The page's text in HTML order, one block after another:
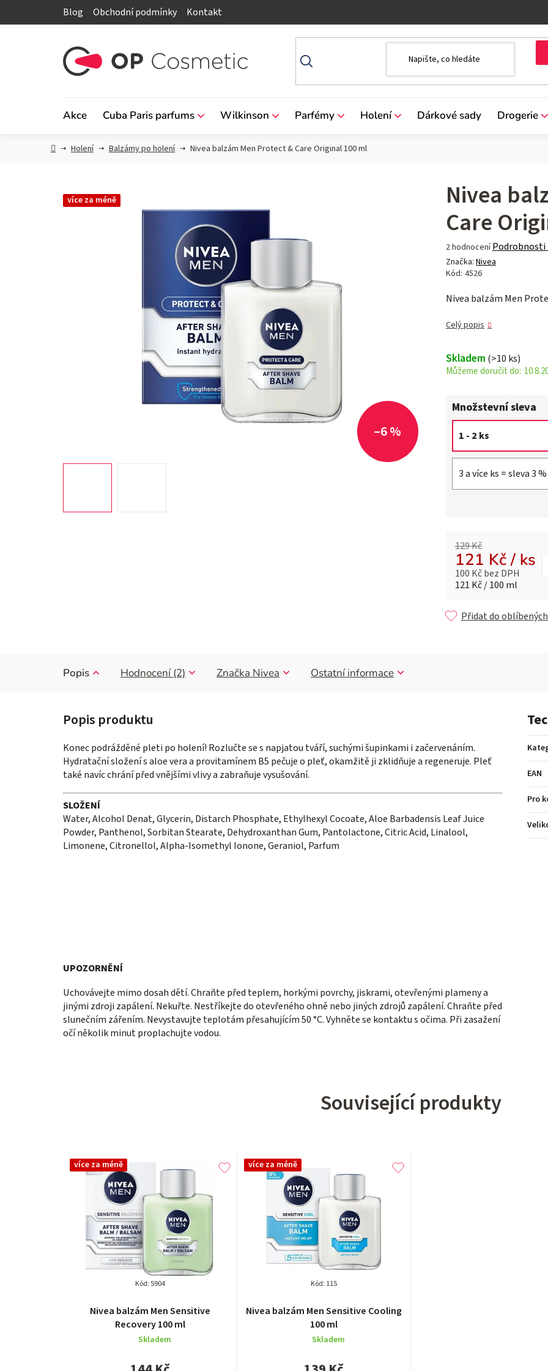
Blog Obchodní podmínky Kontakt
Akce Cuba Paris parfums Wilkinson Parfémy Holení Dárkové sady Drogerie
DomůHolení Balzámy po holení Nivea balzám Men Protect & Care Original 100 ml
Nivea
Care
Průměrné
hodnocení
produktu
5,0
hvězdiček.
2 hodnocení Podrobnosti
Značka: Nivea
Kód: 4526
Nivea balzám Men
Celý popis
Skladem (>10 ks)
Množstevní sleva
1 - 2 ks
3 a více ks = sleva 3 %
129 Kč
121 Kč/ ks
100 Kč bez DPH
Měrná cena:
121 Kč / 100 ml
Přidat do oblíbených
více za méně
–6 %
Popis Hodnocení (2) Značka Nivea Ostatní informace
Konec podrážděné pleti po holení! Rozlučte se s napjatou tváří, suchými šupinkami i začervenáním.
Hydratační složení s aloe vera a provitamínem B5 pečuje o pleť, okamžitě ji zklidňuje a regeneruje. Pleť
také navíc chrání před vnějšími vlivy a zabraňuje vysušování.
SLOŽENÍ
Water, Alcohol Denat, Glycerin, Distarch Phosphate, Ethylhexyl Cocoate, Aloe Barbadensis Leaf Juice
Powder, Panthenol, Sorbitan Stearate, Dehydroxanthan Gum, Pantolactone, Citric Acid, Linalool,
Limonene, Citronellol, Alpha-Isomethyl Ionone, Geraniol, Parfum
UPOZORNĚNÍ
Uchovávejte mimo dosah dětí. Chraňte před teplem, horkými povrchy, jiskrami, otevřenými plameny a
jinými zdroji zapálení. Nekuřte. Nestříkejte do otevřeného ohně nebo jiných zdrojů zapálení. Chraňte před
slunečním zářením. Nevystavujte teplotám přesahujícím 50 °C. Vyhněte se kontaktu s očima. Při zasažení
očí několik minut proplachujte vodou.
EAN
Pro
Související produkty
více za méně
Nivea balzám Men Sensitive
Recovery 100 ml
hodnocení
produktu
je
Skladem
Kód: 5904
více za méně
Nivea balzám Men Sensitive Cooling
100 ml
Skladem
Kód: 115